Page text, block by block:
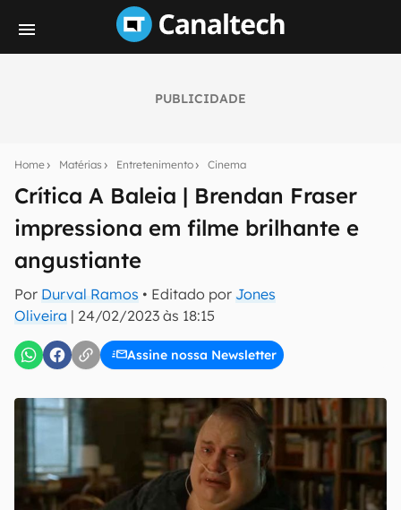
PUBLICIDADE
Home Matérias Entretenimento Cinema
Crítica A Baleia | Brendan Fraser
impressiona em filme brilhante e
angustiante
Por Durval Ramos • Editado por Jones
Oliveira | 24/02/2023 às 18:15
Assine nossa Newsletter
notícias e reviews sobre tecnologia em primeira
mão.
E-mail
inscreva-se
Confirmo que li, aceito e concordo com os Termos de
Uso e Política de Privacidade do Canaltech.